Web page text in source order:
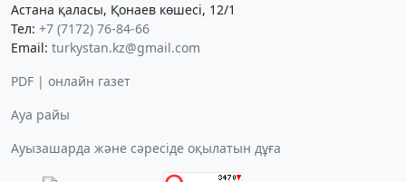
Астана қаласы, Қонаев көшесі, 12/1
Тел: +7 (7172) 76-84-66
Email: turkystan.kz@gmail.com
PDF | онлайн газет
Ауа райы
Ауызашарда және сәресіде оқылатын дұға